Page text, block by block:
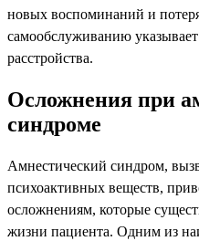
новых воспоминаний и
самообслуживанию
расстройства.
Осложнения при
синдроме
Амнестический синдром,
психоактивных веществ,
осложнениям, которые
жизни пациента. Одним из